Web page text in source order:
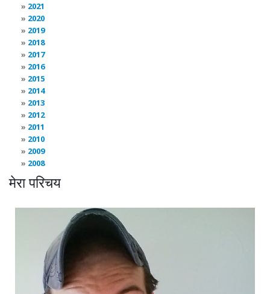
2021
2020
2019
2018
2017
2016
2015
2014
2013
2012
2011
2010
2009
2008
मेरा परिचय